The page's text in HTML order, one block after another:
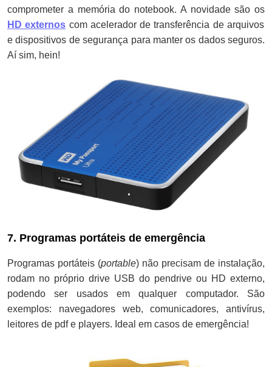
comprometer a memória do notebook. A novidade são os
HD externos com acelerador de transferência de arquivos
e dispositivos de segurança para manter os dados seguros.
Aí sim, hein!
7. Programas portáteis de emergência
Programas portáteis (portable) não precisam de instalação,
rodam no próprio drive USB do pendrive ou HD externo,
podendo ser usados em qualquer computador. São
exemplos: navegadores web, comunicadores, antivírus,
leitores de pdf e players. Ideal em casos de emergência!